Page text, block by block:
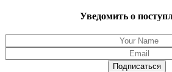
Уведомить о
Подписаться